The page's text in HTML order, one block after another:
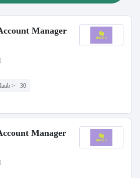
Manager
>= 30
Manager